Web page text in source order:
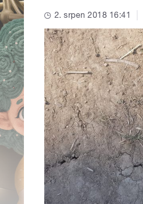
2. srpen 2018 16:41